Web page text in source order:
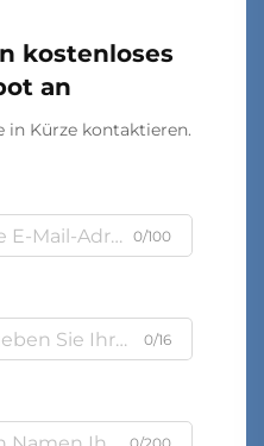
kostenloses
an
in Kürze kontaktieren.
0/100
0/16